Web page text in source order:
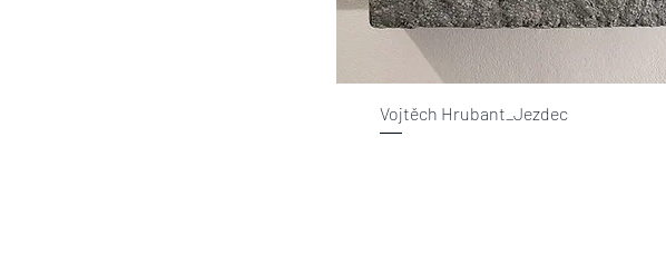
Vojtěch Hrubant_Jezdec